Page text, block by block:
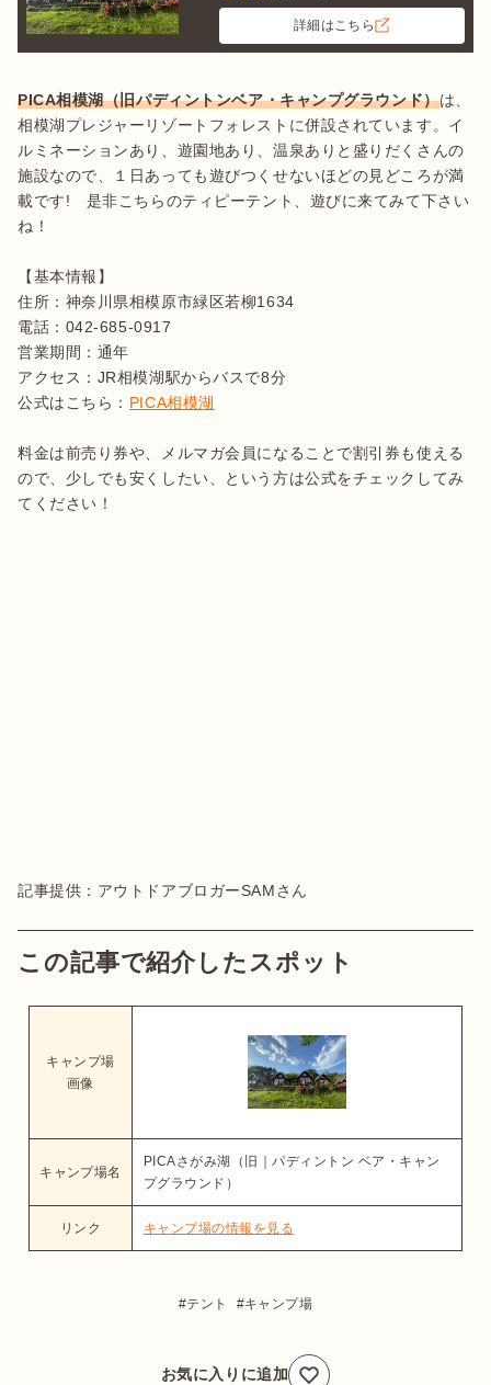
詳細はこちら
PICA相模湖（旧パディントンベア・キャンプグラウンド）は、
相模湖プレジャーリゾートフォレストに併設されています。イ
ルミネーションあり、遊園地あり、温泉ありと盛りだくさんの
施設なので、１日あっても遊びつくせないほどの見どころが満
載です!　是非こちらのティピーテント、遊びに来てみて下さい
ね！
【基本情報】
住所：神奈川県相模原市緑区若柳1634
電話：042-685-0917
営業期間：通年
アクセス：JR相模湖駅からバスで8分
公式はこちら： PICA相模湖
料金は前売り券や、メルマガ会員になることで割引券も使える
ので、少しでも安くしたい、という方は公式をチェックしてみ
てください！
記事提供：アウトドアブロガーSAMさん
この記事で紹介したスポット
キャンプ場
画像
キャンプ場名
PICAさがみ湖（旧｜パディントン ベア・キャン
プグラウンド）
リンク キャンプ場の情報を見る
テント キャンプ場
お気に入りに追加